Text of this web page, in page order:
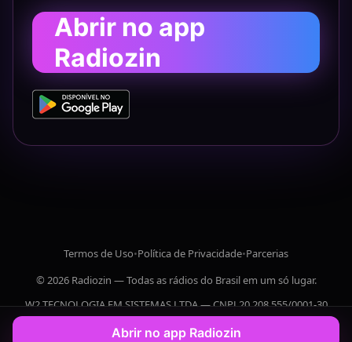
Abrir no app
Radiozin
Termos de Uso•Política de Privacidade•Parcerias
© 2026 Radiozin — Todas as rádios do Brasil em um só lugar.
W2 TECNOLOGIA EM SISTEMAS LTDA — CNPJ 20.208.555/0001-30
Abrir no app Radiozin